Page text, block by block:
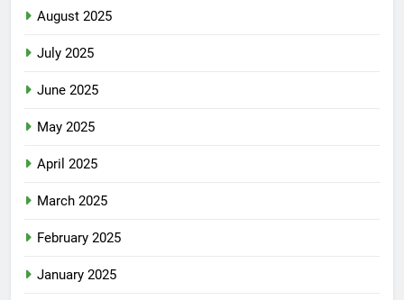
August 2025
July 2025
June 2025
May 2025
April 2025
March 2025
February 2025
January 2025